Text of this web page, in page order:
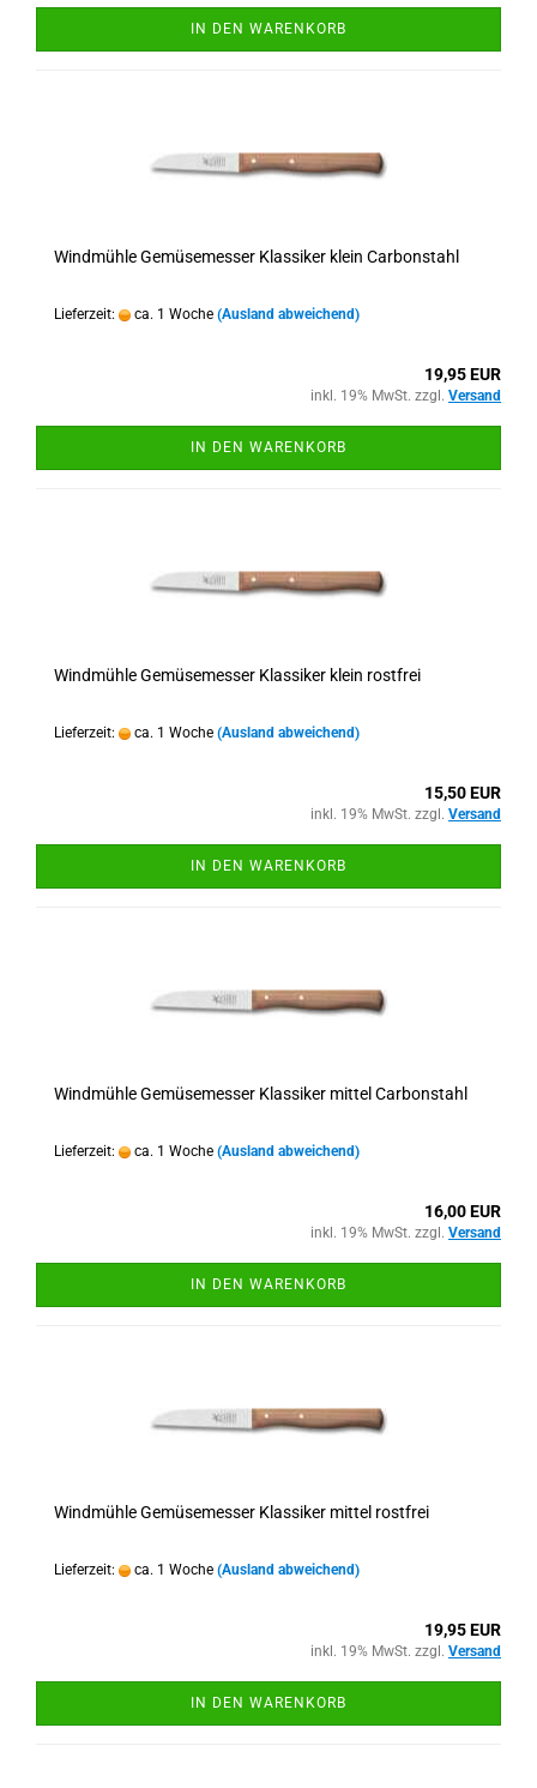
IN DEN WARENKORB
Windmühle Gemüsemesser Klassiker klein Carbonstahl
Lieferzeit: ca. 1 Woche (Ausland abweichend)
19,95 EUR
inkl. 19% MwSt. zzgl. Versand
IN DEN WARENKORB
Windmühle Gemüsemesser Klassiker klein rostfrei
Lieferzeit: ca. 1 Woche (Ausland abweichend)
15,50 EUR
inkl. 19% MwSt. zzgl. Versand
IN DEN WARENKORB
Windmühle Gemüsemesser Klassiker mittel Carbonstahl
Lieferzeit: ca. 1 Woche (Ausland abweichend)
16,00 EUR
inkl. 19% MwSt. zzgl. Versand
IN DEN WARENKORB
Windmühle Gemüsemesser Klassiker mittel rostfrei
Lieferzeit: ca. 1 Woche (Ausland abweichend)
19,95 EUR
inkl. 19% MwSt. zzgl. Versand
IN DEN WARENKORB